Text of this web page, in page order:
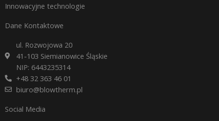
Innowacyjne technologie
Dane Kontaktowe
ul. Rozwojowa 20
41-103 Siemianowice Śląskie
NIP: 6443235314
+48 32 363 46 01
biuro@blowtherm.pl
Social Media